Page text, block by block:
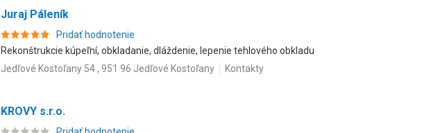
Juraj Páleník
Pridať hodnotenie
Rekonštrukcie kúpeľní, obkladanie, dláždenie, lepenie tehlového obkladu
Jedľové Kostoľany 54 , 951 96 Jedľové Kostoľany
Kontakty
KROVY s.r.o.